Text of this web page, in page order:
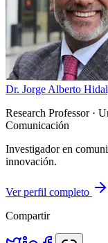
Dr. Jorge Alberto
Research Professor·
Comunicación
Investigador en
innovación.
Ver perfil completo
Compartir